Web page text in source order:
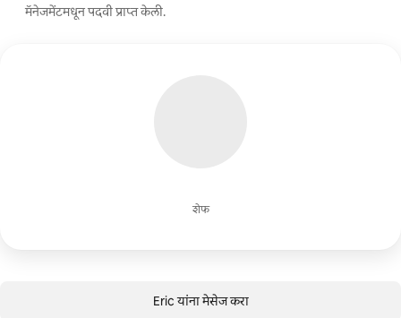
शेफ
मॅनेजमेंटमधून पदवी प्राप्त केली.
Eric यांना मेसेज करा